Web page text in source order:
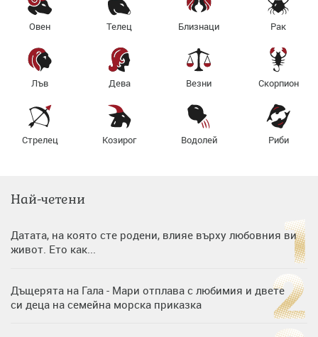
Овен Телец Близнаци Рак
Лъв Дева Везни Скорпион
Стрелец Козирог Водолей Риби
Най-четени
Датата, на която сте родени, влияе върху любовния ви
живот. Ето как...
Дъщерята на Гала - Мари отплава с любимия и двете
си деца на семейна морска приказка